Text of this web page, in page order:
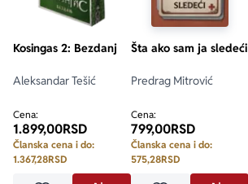
Kosingas 2: Bezdanj
Aleksandar Tešić
Cena:
1.899,00RSD
Članska cena i do:
1.367,28RSD
Šta ako sam ja sledeći
Predrag Mitrović
Cena:
799,00RSD
Članska cena i do:
575,28RSD